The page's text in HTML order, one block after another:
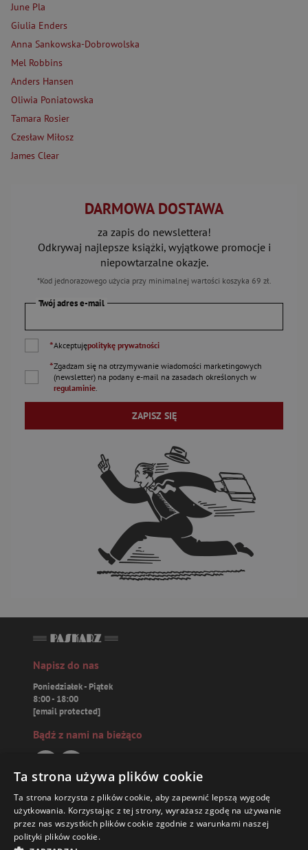
June Pla
Giulia Enders
Anna Sankowska-Dobrowolska
Mel Robbins
Anders Hansen
Oliwia Poniatowska
Tamara Rosier
Czesław Miłosz
James Clear
DARMOWA DOSTAWA
za zapis do newslettera!
Odkrywaj najlepsze książki, wyjątkowe promocje i
niepowtarzalne okazje.
*Kod jednorazowego użycia przy minimalnej wartości koszyka 69 zł.
Twój adres e-mail
*Akceptujępolitykę prywatności
*Zgadzam się na otrzymywanie wiadomości marketingowych
(newsletter) na podany e-mail na zasadach określonych w
regulaminie.
ZAPISZ SIĘ
Napisz do nas
Poniedziałek - Piątek
8:00 - 18:00
[email protected]
Bądź z nami na bieżąco
Paskarz.pl
Zamówienia
Ta strona używa plików cookie
Ta strona korzysta z plików cookie, aby zapewnić lepszą wygodę
użytkowania. Korzystając z tej strony, wyrażasz zgodę na używanie
przez nas wszystkich plików cookie zgodnie z warunkami naszej
polityki plików cookie.